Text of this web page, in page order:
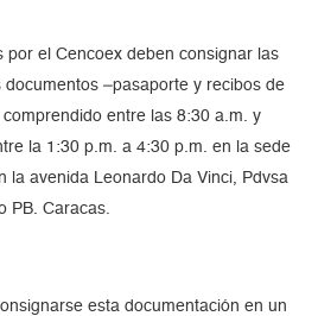
por el Cencoex deben consignar las
–pasaporte y recibos de
entre las 8:30 a.m. y
la 1:30 p.m. a 4:30 p.m. en la sede
la avenida Leonardo Da Vinci, Pdvsa
PB. Caracas.
esta documentación en un